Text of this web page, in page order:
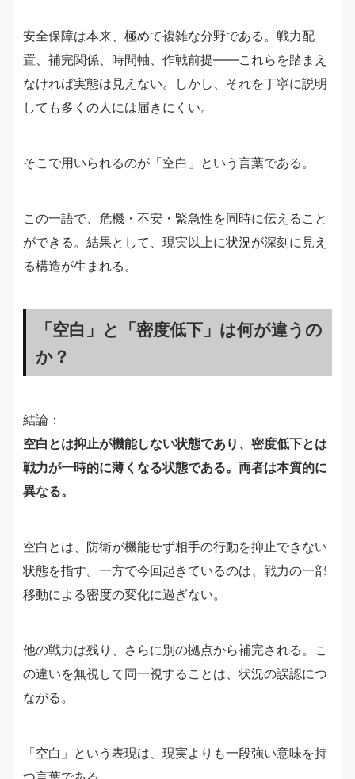
安全保障は本来、極めて複雑な分野である。戦力配
置、補完関係、時間軸、作戦前提——これらを踏まえ
なければ実態は見えない。しかし、それを丁寧に説明
しても多くの人には届きにくい。
そこで用いられるのが「空白」という言葉である。
この一語で、危機・不安・緊急性を同時に伝えること
ができる。結果として、現実以上に状況が深刻に見え
る構造が生まれる。
「空白」と「密度低下」は何が違うの
か？
結論：
空白とは抑止が機能しない状態であり、密度低下とは
戦力が一時的に薄くなる状態である。両者は本質的に
異なる。
空白とは、防衛が機能せず相手の行動を抑止できない
状態を指す。一方で今回起きているのは、戦力の一部
移動による密度の変化に過ぎない。
他の戦力は残り、さらに別の拠点から補完される。こ
の違いを無視して同一視することは、状況の誤認につ
ながる。
「空白」という表現は、現実よりも一段強い意味を持